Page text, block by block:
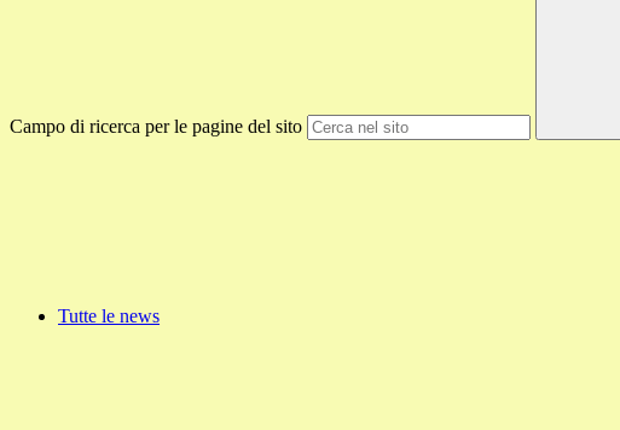
Campo di ricerca per le pagine del sito
Tutte le news